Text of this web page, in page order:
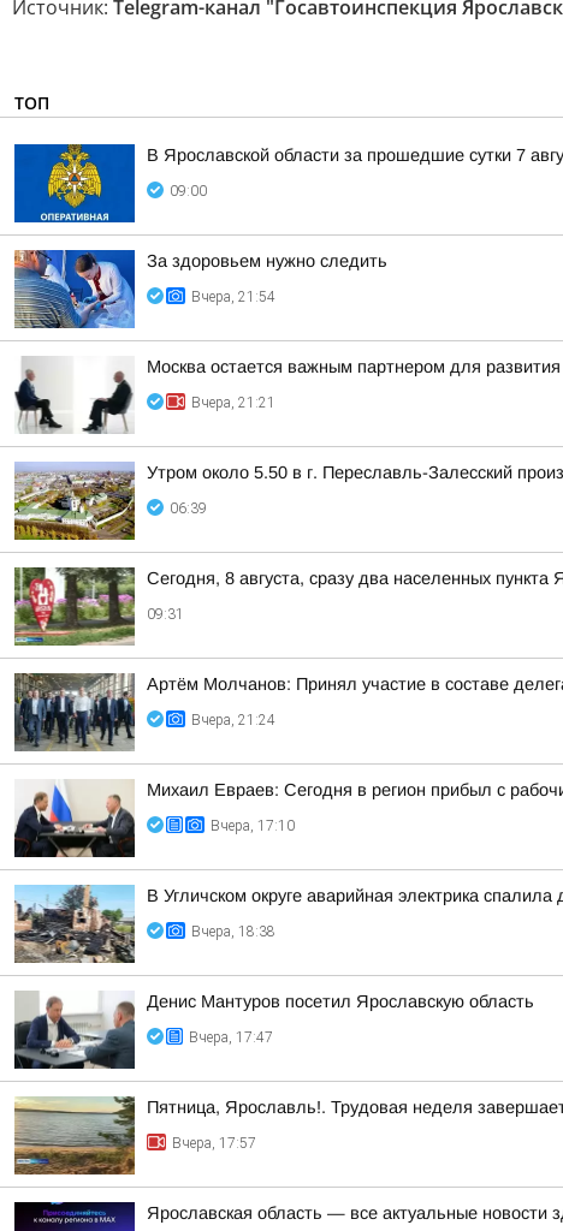
Источник: Telegram-канал "Госавтоинспекция
ТОП
В Ярославской области за прошедшие сутки 7
09:00
За здоровьем нужно следить
Вчера, 21:54
Москва остается важным партнером для развития
Вчера, 21:21
Утром около 5.50 в г. Переславль-Залесский
06:39
Сегодня, 8 августа, сразу два населенных
09:31
Артём Молчанов: Принял участие в составе
Вчера, 21:24
Михаил Евраев: Сегодня в регион прибыл с
Вчера, 17:10
В Угличском округе аварийная электрика спалила
Вчера, 18:38
Денис Мантуров посетил Ярославскую область
Вчера, 17:47
Пятница, Ярославль!. Трудовая неделя
Вчера, 17:57
Ярославская область — все актуальные новости